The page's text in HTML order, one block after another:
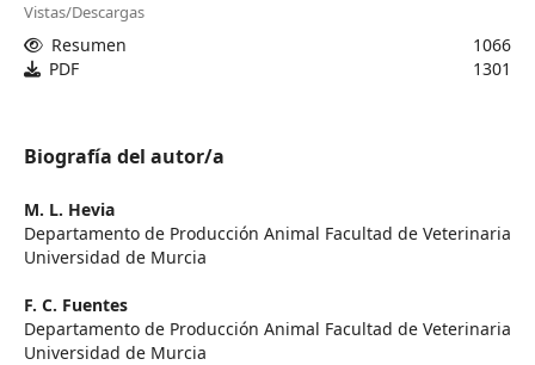
Vistas/Descargas
Resumen
1066
PDF
1301
Biografía del autor/a
M. L. Hevia
Departamento de Producción Animal Facultad de Veterinaria
Universidad de Murcia
F. C. Fuentes
Departamento de Producción Animal Facultad de Veterinaria
Universidad de Murcia